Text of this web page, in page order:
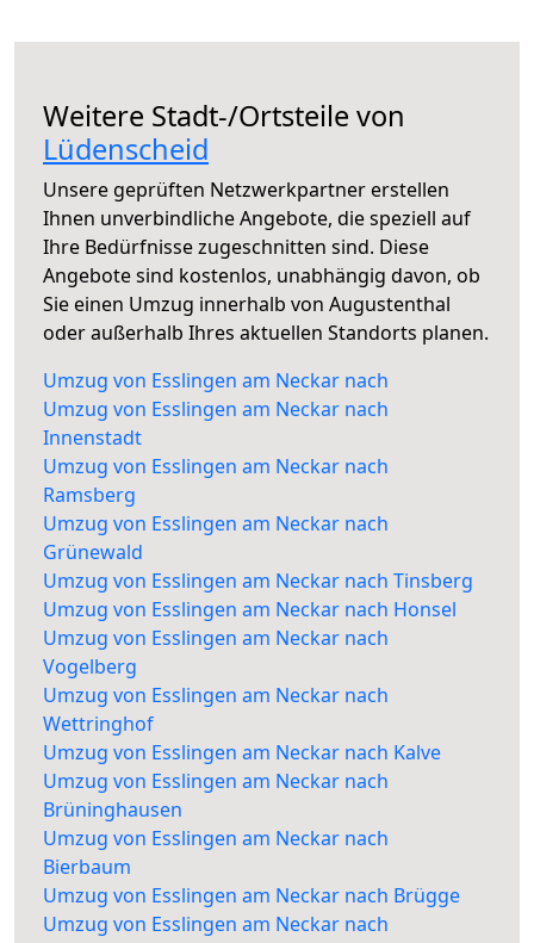
Weitere Stadt-/Ortsteile von
Lüdenscheid
Unsere geprüften Netzwerkpartner erstellen
Ihnen unverbindliche Angebote, die speziell auf
Ihre Bedürfnisse zugeschnitten sind. Diese
Angebote sind kostenlos, unabhängig davon, ob
Sie einen Umzug innerhalb von Augustenthal
oder außerhalb Ihres aktuellen Standorts planen.
Umzug von Esslingen am Neckar nach
Umzug von Esslingen am Neckar nach
Innenstadt
Umzug von Esslingen am Neckar nach
Ramsberg
Umzug von Esslingen am Neckar nach
Grünewald
Umzug von Esslingen am Neckar nach Tinsberg
Umzug von Esslingen am Neckar nach Honsel
Umzug von Esslingen am Neckar nach
Vogelberg
Umzug von Esslingen am Neckar nach
Wettringhof
Umzug von Esslingen am Neckar nach Kalve
Umzug von Esslingen am Neckar nach
Brüninghausen
Umzug von Esslingen am Neckar nach
Bierbaum
Umzug von Esslingen am Neckar nach Brügge
Umzug von Esslingen am Neckar nach